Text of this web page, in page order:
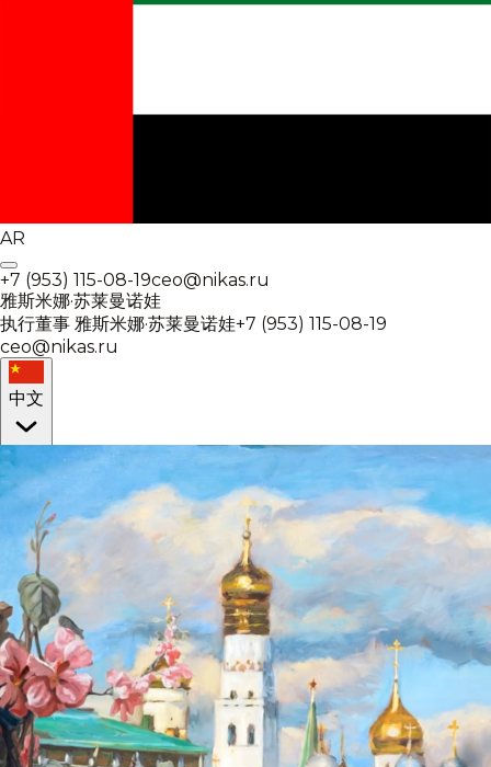
AR
+7 (953) 115-08-19ceo@nikas.ru
雅斯米娜·苏莱曼诺娃
执行董事 雅斯米娜·苏莱曼诺娃+7 (953) 115-08-19
ceo@nikas.ru
中文